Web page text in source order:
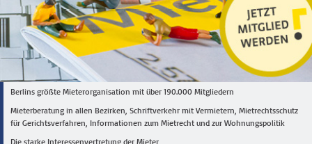
Berlins größte Mieterorganisation mit über 190.000 Mitgliedern
Mieterberatung in allen Bezirken, Schriftverkehr mit Vermietern, Mietrechtsschutz
für Gerichtsverfahren, Informationen zum Mietrecht und zur Wohnungspolitik
Die starke Interessenvertretung der Mieter